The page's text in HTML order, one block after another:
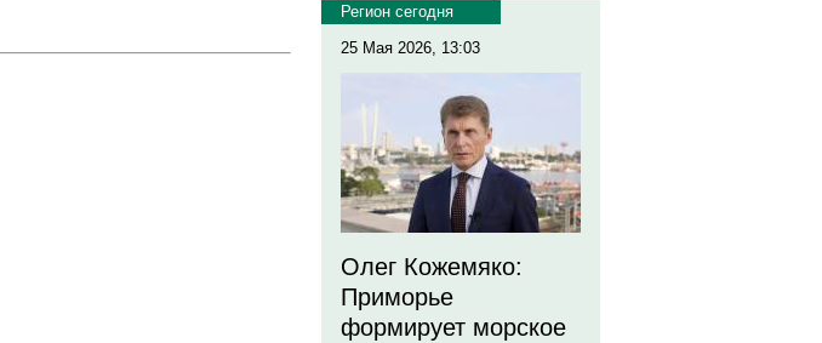
Регион сегодня
25 Мая 2026, 13:03
Олег Кожемяко:
Приморье
формирует морское